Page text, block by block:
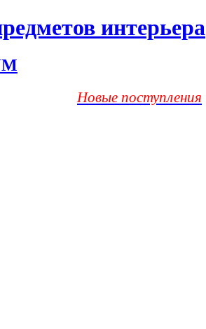
интерьера
Новые поступления